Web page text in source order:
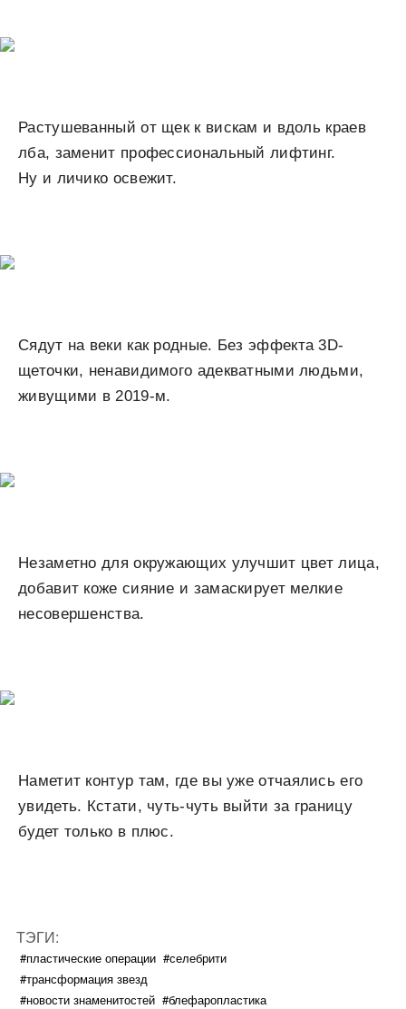
Растушеванный от щек к вискам и вдоль краев
лба, заменит профессиональный лифтинг.
Ну и личико освежит.
Сядут на веки как родные. Без эффекта 3D-
щеточки, ненавидимого адекватными людьми,
живущими в 2019-м.
Незаметно для окружающих улучшит цвет лица,
добавит коже сияние и замаскирует мелкие
несовершенства.
Наметит контур там, где вы уже отчаялись его
увидеть. Кстати, чуть-чуть выйти за границу
будет только в плюс.
ТЭГИ:
#пластические операции #селебрити
#трансформация звезд
#новости знаменитостей #блефаропластика